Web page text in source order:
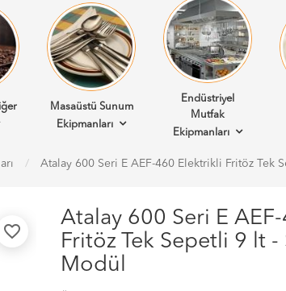
Masaüstü Sunum
Ekipmanları
Endüstriyel
Mutfak
Ekipmanları
Atalay 600 Seri E AEF-460 Elektrikli Fritöz Tek
favorite_border
Atalay 600 Seri E
Fritöz Tek Sepetli 9 lt -
Modül